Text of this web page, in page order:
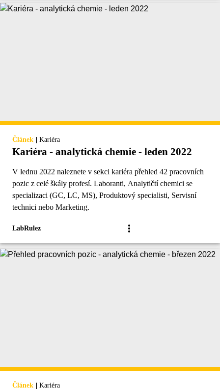
Článek | Kariéra
Kariéra - analytická chemie - leden 2022
V lednu 2022 naleznete v sekci kariéra přehled 42 pracovních
pozic z celé škály profesí. Laboranti, Analytičtí chemici se
specializaci (GC, LC, MS), Produktový specialisti, Servisní
technici nebo Marketing.
LabRulez
Článek | Kariéra